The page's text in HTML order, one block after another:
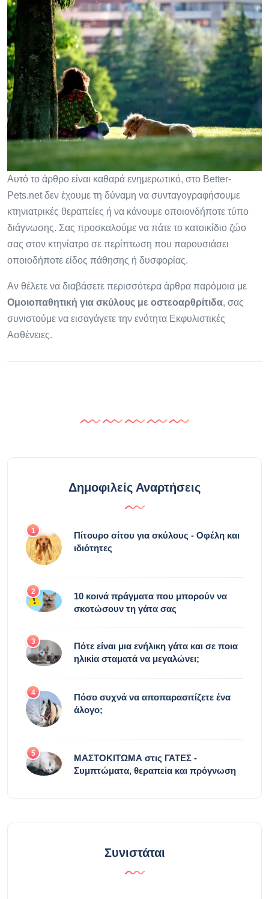
Αυτό το άρθρο είναι καθαρά ενημερωτικό, στο Better-
Pets.net δεν έχουμε τη δύναμη να συνταγογραφήσουμε
κτηνιατρικές θεραπείες ή να κάνουμε οποιονδήποτε τύπο
διάγνωσης. Σας προσκαλούμε να πάτε το κατοικίδιο ζώο
σας στον κτηνίατρο σε περίπτωση που παρουσιάσει
οποιοδήποτε είδος πάθησης ή δυσφορίας.
Αν θέλετε να διαβάσετε περισσότερα άρθρα παρόμοια με
Ομοιοπαθητική για σκύλους με οστεοαρθρίτιδα, σας
συνιστούμε να εισαγάγετε την ενότητα Εκφυλιστικές
Ασθένειες.
Δημοφιλείς Αναρτήσεις
1
Πίτουρο σίτου για σκύλους - Οφέλη και
ιδιότητες
2
10 κοινά πράγματα που μπορούν να
σκοτώσουν τη γάτα σας
3
Πότε είναι μια ενήλικη γάτα και σε ποια
ηλικία σταματά να μεγαλώνει;
4
Πόσο συχνά να αποπαρασιτίζετε ένα
άλογο;
5
ΜΑΣΤΟΚΙΤΩΜΑ στις ΓΑΤΕΣ -
Συμπτώματα, θεραπεία και πρόγνωση
Συνιστάται